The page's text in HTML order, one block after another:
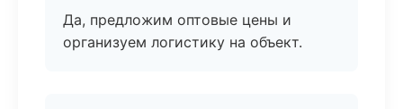
Да, предложим оптовые цены и
организуем логистику на объект.